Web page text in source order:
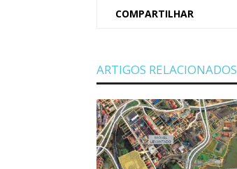
COMPARTILHAR
ARTIGOS RELACIONADOS